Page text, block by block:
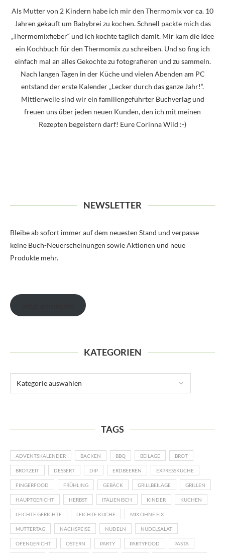
Als Mutter von 2 Kindern habe ich mir den Thermomix vor ca. 10
Jahren gekauft um Babybrei zu kochen. Schnell packte mich das
„Thermomixfieber“ und ich kochte täglich damit. Mir kam die Idee
ein Kochbuch für den Thermomix zu schreiben. Und so fing ich
einfach mal an alles Gekochte zu fotografieren und zu sammeln.
Nach langen Tagen in der Küche und vielen Abenden am PC
entstand der erste Kalender „Lecker durch das ganze Jahr!“.
Mittlerweile sind wir ein familiengeführter Buchverlag und
freuen uns über jeden neuen Kunden, den ich mit meinen
Rezepten begeistern darf! Eure Corinna Wild :-)
NEWSLETTER
Bleibe ab sofort immer auf dem neuesten Stand und verpasse
keine Buch-Neuerscheinungen sowie Aktionen und neue
Produkte mehr.
KATEGORIEN
TAGS
ADVENTSKALENDER BACKEN BBQ BEILAGE BROT
BROTZEIT DESSERT DIP ERDBEEREN EXPRESSKÜCHE
FINGERFOOD FRÜHLING GEBÄCK GRILLBEILAGE GRILLEN
HAUPTGERICHT HERBST ITALIENISCH KINDER KUCHEN
LEICHTE GERICHTE LEICHTE KÜCHE MIX OHNE FIX
MUTTERTAG NACHSPEISE NUDELN NUDELSALAT
OFENGERICHT OSTERN PARTY PARTYFOOD PASTA